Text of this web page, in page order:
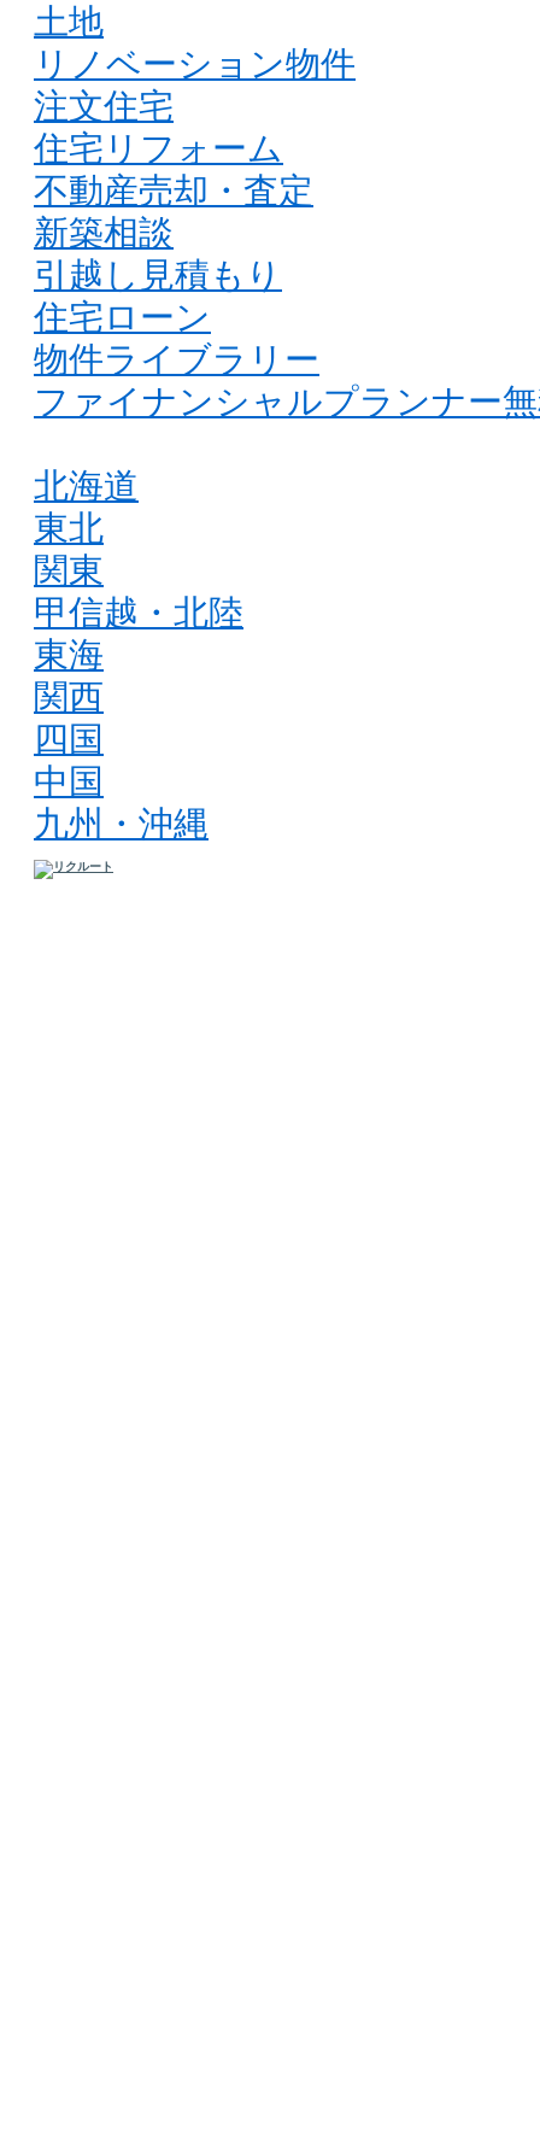
土地
リノベーション物件
注文住宅
住宅リフォーム
不動産売却・査定
新築相談
引越し見積もり
住宅ローン
物件ライブラリー
ファイナンシャルプランナー
北海道
東北
関東
甲信越・北陸
東海
関西
四国
中国
九州・沖縄